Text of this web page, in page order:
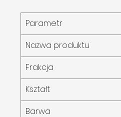
Parametr
Nazwa produktu
Frakcja
Kształt
Barwa